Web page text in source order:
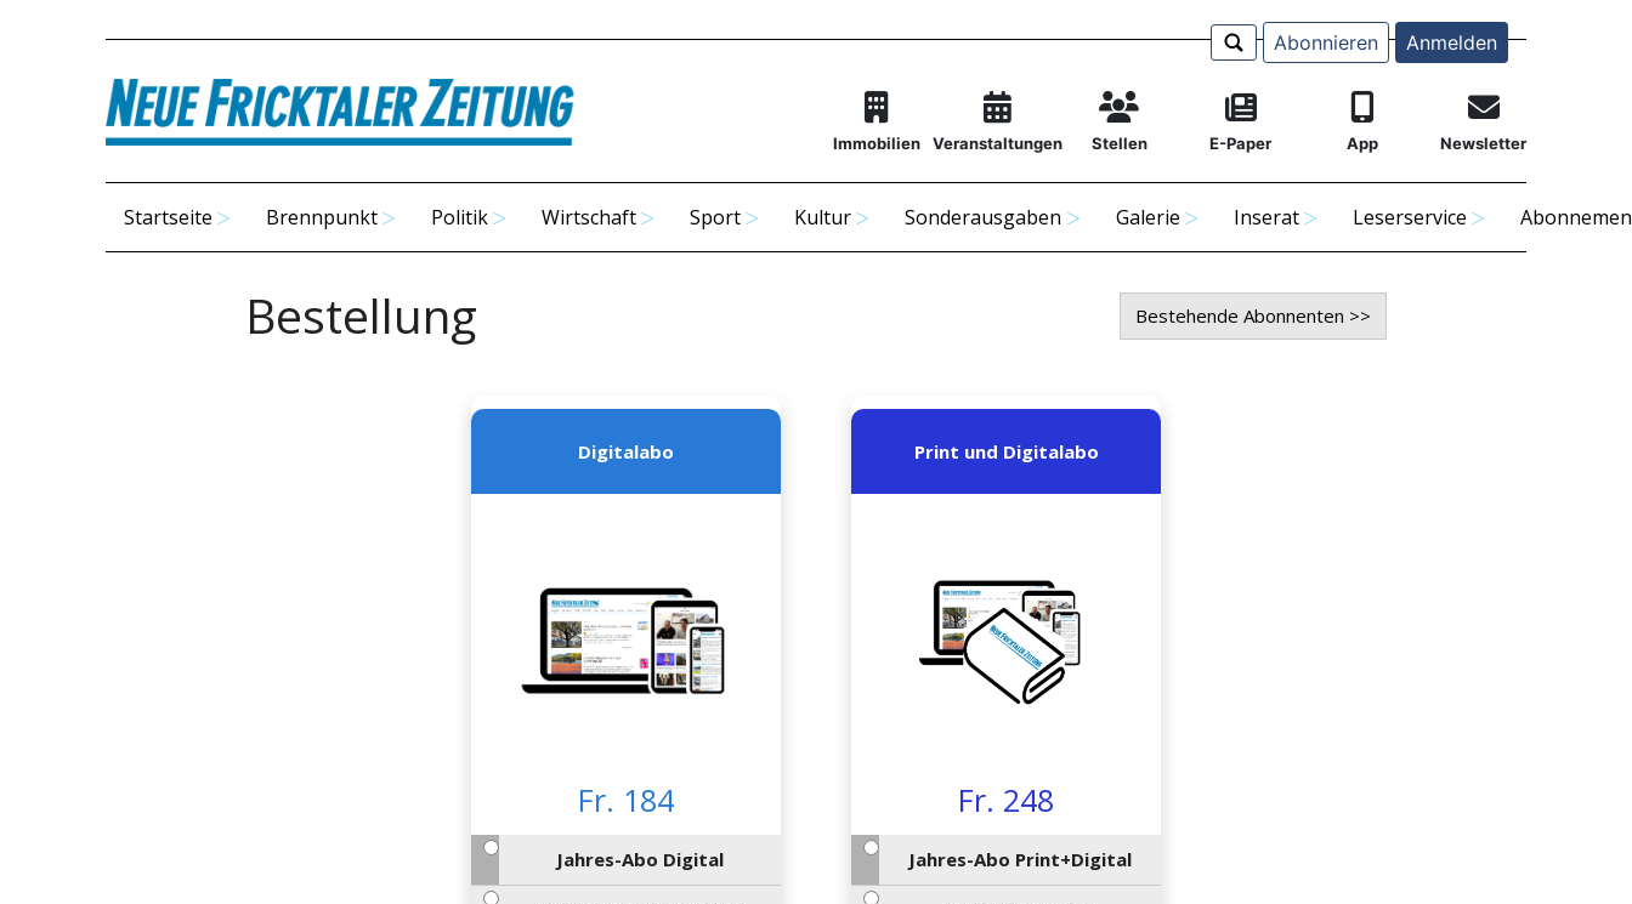
Abonnieren Anmelden
Immobilien Veranstaltungen Stellen E-Paper App Newsletter
Startseite Brennpunkt Politik Wirtschaft Sport Kultur Sonderausgaben Galerie Inserat Leserservice